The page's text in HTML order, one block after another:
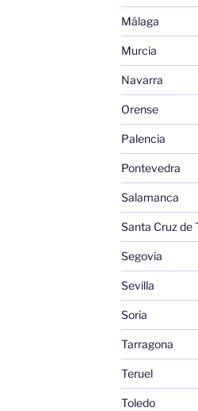
Málaga
Murcia
Navarra
Orense
Palencia
Pontevedra
Salamanca
Santa Cruz de
Segovia
Sevilla
Soria
Tarragona
Teruel
Toledo